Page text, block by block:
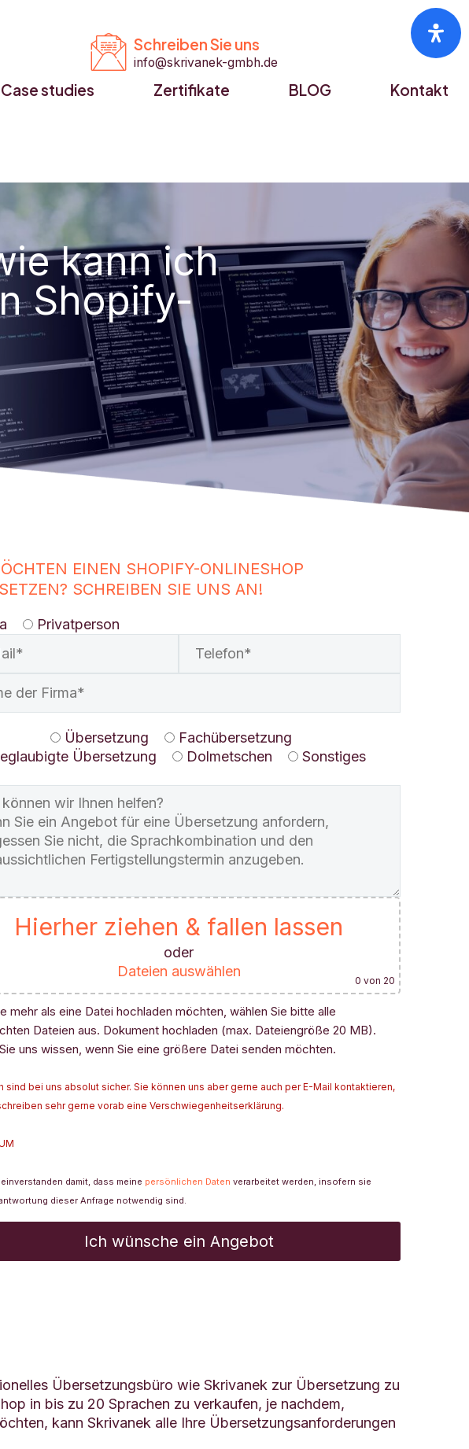

 Schreiben Sie uns
info@skrivanek-gmbh.de
Case studies Zertifikate BLOG
Kontakt
kann ich
Shopify-
EINEN SHOPIFY-ONLINESHOP
SCHREIBEN SIE UNS AN!
Privatperson
Übersetzung
Fachübersetzung
Übersetzung
Dolmetschen Sonstiges
Hierher ziehen & fallen lassen
oder
Dateien auswählen
0 von 20
mehr als eine Datei hochladen möchten, wählen Sie bitte alle
Dateien aus. Dokument hochladen (max. Dateiengröße 20 MB).
uns wissen, wenn Sie eine größere Datei senden möchten.
sind bei uns absolut sicher. Sie können uns aber gerne auch per E-Mail kontaktieren,
sehr gerne vorab eine Verschwiegenheitserklärung.
damit, dass meine persönlichen Daten verarbeitet werden, insofern sie
dieser Anfrage notwendig sind.
Übersetzungsbüro wie Skrivanek zur Übersetzung zu
in bis zu 20 Sprachen zu verkaufen, je nachdem,
kann Skrivanek alle Ihre Übersetzungsanforderungen